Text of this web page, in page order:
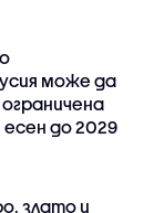
може да
до 2029
злато и